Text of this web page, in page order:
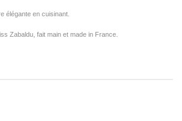
élégante en cuisinant.
Zabaldu, fait main et made in France.